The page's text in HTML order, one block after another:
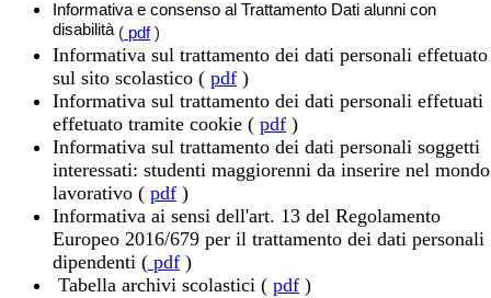
Informativa e consenso al Trattamento Dati alunni con
disabilità( pdf)
Informativa sul trattamento dei dati personali effetuato
sul sito scolastico ( pdf )
Informativa sul trattamento dei dati personali effetuati
effetuato tramite cookie ( pdf )
Informativa sul trattamento dei dati personali soggetti
interessati: studenti maggiorenni da inserire nel mondo
lavorativo ( pdf )
Informativa ai sensi dell'art. 13 del Regolamento
Europeo 2016/679 per il trattamento dei dati personali
dipendenti ( pdf )
Tabella archivi scolastici ( pdf )